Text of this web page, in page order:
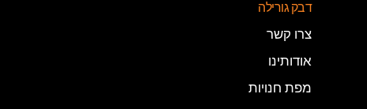
דבק גורילה
צרו קשר
אודותינו
מפת חנויות